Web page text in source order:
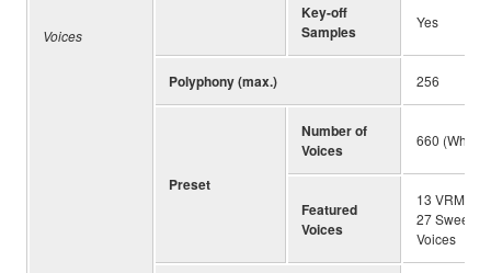
Voices
Key-off
Samples
Yes
Polyphony (max.) 256
Preset
Number of
Voices
660 (When
Featured
Voices
13 VRM
27 Sweet!
Voices